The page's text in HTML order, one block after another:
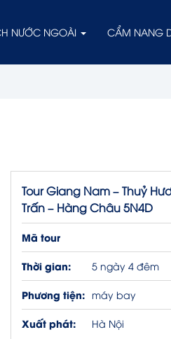
NƯỚC NGOÀI CẨM NANG
Tour Giang Nam – Thuỷ
Trấn – Hàng Châu 5N4D
Mã tour
Thời gian:
5 ngày 4 đêm
Phương tiện: máy bay
Xuất phát: Hà Nội